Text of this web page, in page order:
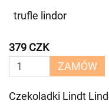
trufle lindor
379 CZK
ZAMÓW
Czekoladki Lindt